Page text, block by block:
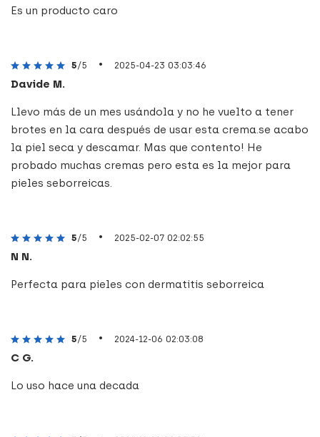
Es un producto caro
5/5 • 2025-04-23 03:03:46
Davide M.
Llevo más de un mes usándola y no he vuelto a tener
brotes en la cara después de usar esta crema.se acabo
la piel seca y descamar. Mas que contento! He
probado muchas cremas pero esta es la mejor para
pieles seborreicas.
5/5 • 2025-02-07 02:02:55
N N.
Perfecta para pieles con dermatitis seborreica
5/5 • 2024-12-06 02:03:08
C G.
Lo uso hace una decada